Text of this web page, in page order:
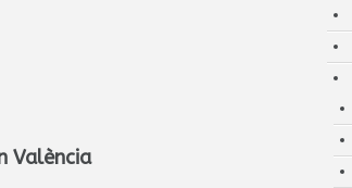
València